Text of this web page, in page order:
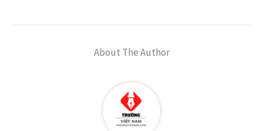
About The Author